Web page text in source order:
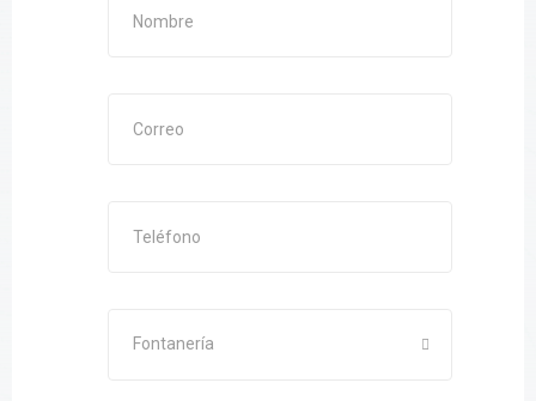
Fontanería